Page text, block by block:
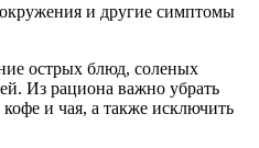
и другие симптомы
острых блюд, соленых
Из рациона важно убрать
и чая, а также исключить